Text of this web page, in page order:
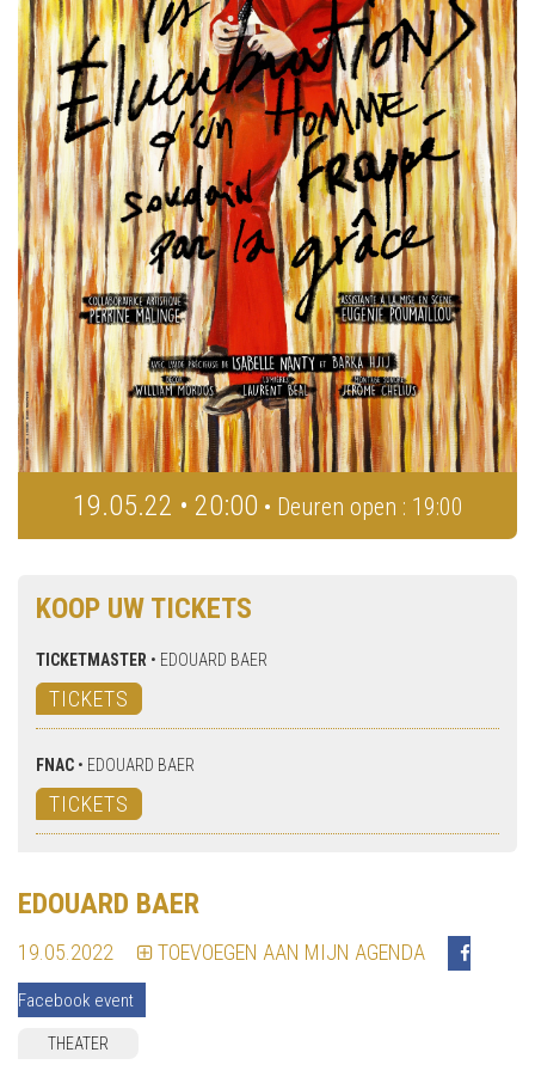
19.05.22 • 20:00 • Deuren open : 19:00
KOOP UW TICKETS
TICKETMASTER • EDOUARD BAER
TICKETS
FNAC • EDOUARD BAER
TICKETS
EDOUARD BAER
19.05.2022 TOEVOEGEN AAN MIJN AGENDA
Facebook event
THEATER